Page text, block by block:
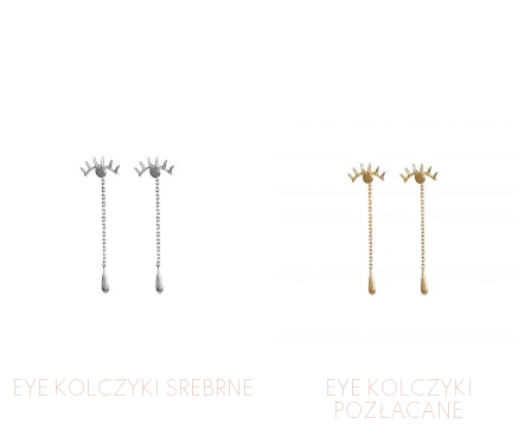
EYE KOLCZYKI SREBRNE
EYE KOLCZYKI
POZŁACANE